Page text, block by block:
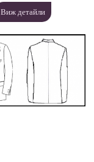
Виж детайли